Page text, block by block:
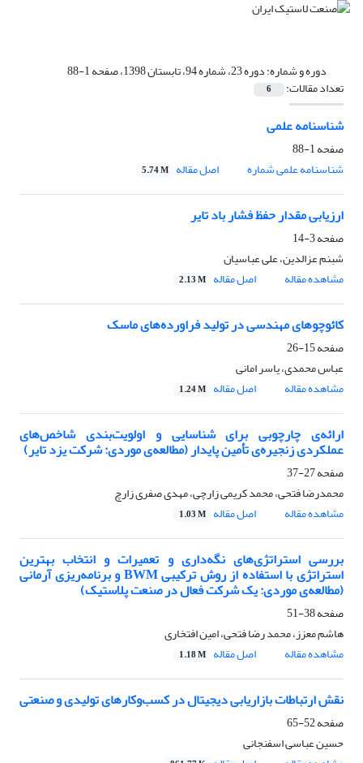
دوره و شماره:دوره 23، شماره 94، تابستان 1398، صفحه 1-88
تعداد مقالات: 6
شناسنامه علمی
صفحه1-88
شناسنامه علمی شماره
اصل مقاله 5.74 M
ارزیابی مقدار حفظ فشار باد تایر
صفحه3-14
شبنم عزالدین، علی عباسیان
مشاهده مقاله
اصل مقاله 2.13 M
کائوچوهای مهندسی در تولید فراورده‌های ماسک
صفحه15-26
عباس محمدی، یاسر امانی
مشاهده مقاله
اصل مقاله 1.24 M
ارائه‌ی چارچوبی برای شناسایی و اولویت‌بندی شاخص‌های
عملکردی زنجیره‌ی تأمین پایدار (مطالعه‌ی موردی: شرکت یزد تایر)
صفحه27-37
محمدرضا فتحی، محمد کریمی زارچی، مهدی صفری زارچ
مشاهده مقاله
اصل مقاله 1.03 M
بررسی استراتژی‌های نگه‌داری و تعمیرات و انتخاب بهترین
استراتژی با استفاده از روش ترکیبی BWM و برنامه‌ریزی آرمانی
(مطالعه‌ی موردی: یک شرکت فعال در صنعت پلاستیک)
صفحه38-51
هاشم معزز، محمد رضا فتحی، امین افتخاری
مشاهده مقاله
اصل مقاله 1.18 M
نقش ارتباطات بازاریابی دیجیتال در کسب‌وکارهای تولیدی و صنعتی
صفحه52-65
حسین عباسی اسفنجانی